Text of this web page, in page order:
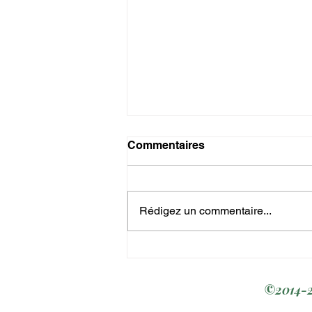
faveur de la liberté et de la
Commentaires
Rédigez un commentaire...
©️2014-